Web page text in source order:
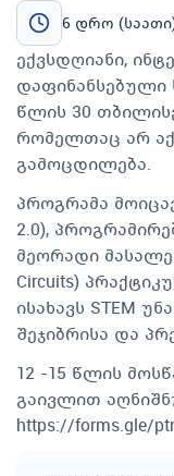
6 დრო
ექვსდღიანი,
დაფინანსებული
წლის 30
რომელთაც არ
გამოცდილება.
პროგრამა
2.0),
მეორადი
Circuits)
ისახავს STEM
შეჯიბრისა და
12 -15 წლის
გაივლით
https://forms.gle/